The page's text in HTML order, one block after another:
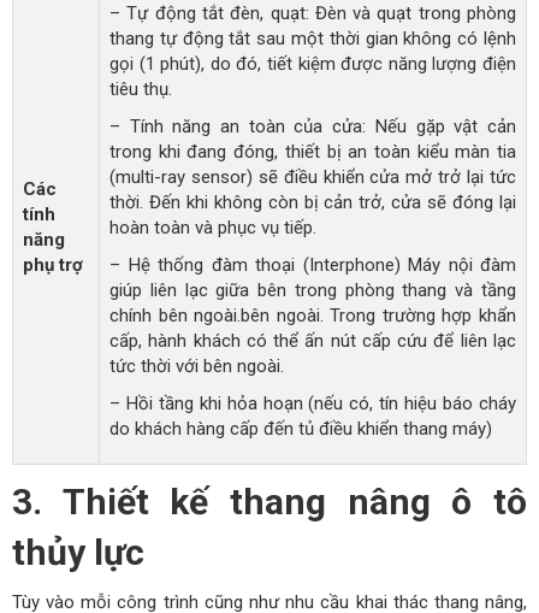
Các
tính
năng
phụ trợ
– Tự động tắt đèn, quạt: Đèn và quạt trong phòng
thang tự động tắt sau một thời gian không có lệnh
gọi (1 phút), do đó, tiết kiệm được năng lượng điện
tiêu thụ.
– Tính năng an toàn của cửa: Nếu gặp vật cản
trong khi đang đóng, thiết bị an toàn kiểu màn tia
(multi-ray sensor) sẽ điều khiển cửa mở trở lại tức
thời. Đến khi không còn bị cản trở, cửa sẽ đóng lại
hoàn toàn và phục vụ tiếp.
– Hệ thống đàm thoại (Interphone) Máy nội đàm
giúp liên lạc giữa bên trong phòng thang và tầng
chính bên ngoài.bên ngoài. Trong trường hợp khẩn
cấp, hành khách có thể ấn nút cấp cứu để liên lạc
tức thời với bên ngoài.
– Hồi tầng khi hỏa hoạn (nếu có, tín hiệu báo cháy
do khách hàng cấp đến tủ điều khiển thang máy)
3. Thiết kế thang nâng ô tô
thủy lực
Tùy vào mỗi công trình cũng như nhu cầu khai thác thang nâng,